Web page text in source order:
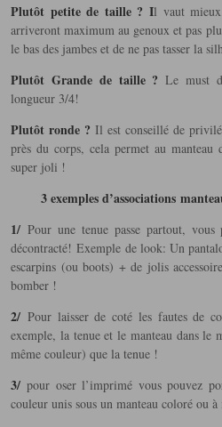
Plutôt petite de taille ? Il vaut
arriveront maximum au genoux et pas
le bas des jambes et de ne pas tasser la
Plutôt Grande de taille ? Le must
longueur 3/4!
Plutôt ronde ? Il est conseillé de
près du corps, cela permet au
super joli !
3 exemples d’associations
1/ Pour une tenue passe partout,
décontracté! Exemple de look: Un
escarpins (ou boots) + de jolis
bomber !
2/ Pour laisser de coté les fautes de
exemple, la tenue et le manteau dans le
même couleur) que la tenue !
3/ pour oser l’imprimé vous pouvez
couleur unis sous un manteau coloré ou